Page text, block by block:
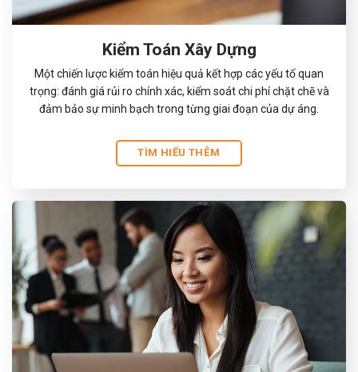
Kiểm Toán Xây Dựng
Một chiến lược kiểm toán hiệu quả kết hợp các yếu tố quan
trọng: đánh giá rủi ro chính xác, kiểm soát chi phí chặt chẽ và
đảm bảo sự minh bạch trong từng giai đoạn của dự áng.
TÌM HIỂU THÊM